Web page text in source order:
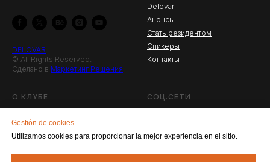
Gestión de cookies
Utilizamos cookies para proporcionar la mejor experiencia en el sitio.
DELOVAR
© All Rights Reserved.
Сделано в Маркетинг Решения
Delovar
Анонсы
Стать резидентом
Спикеры
Контакты
О КЛУБЕ
Новости
Резиденты клуба
Прошедшие мероприятия
СОЦ.СЕТИ